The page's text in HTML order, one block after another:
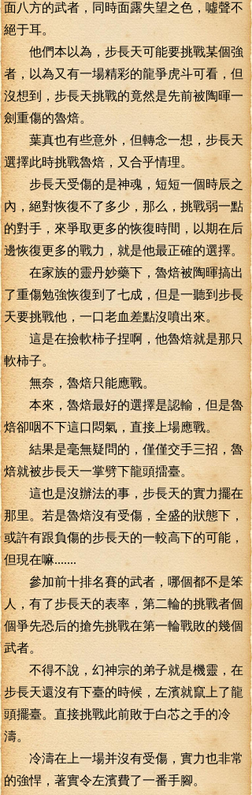
面八方的武者，同時面露失望之色，噓聲不
絕于耳。
他們本以為，步長天可能要挑戰某個強
者，以為又有一場精彩的龍爭虎斗可看，但
沒想到，步長天挑戰的竟然是先前被陶暉一
劍重傷的魯焙。
葉真也有些意外，但轉念一想，步長天
選擇此時挑戰魯焙，又合乎情理。
步長天受傷的是神魂，短短一個時辰之
內，絕對恢復不了多少，那么，挑戰弱一點
的對手，來爭取更多的恢復時間，以期在后
邊恢復更多的戰力，就是他最正確的選擇。
在家族的靈丹妙藥下，魯焙被陶暉搞出
了重傷勉強恢復到了七成，但是一聽到步長
天要挑戰他，一口老血差點沒噴出來。
這是在撿軟柿子捏啊，他魯焙就是那只
軟柿子。
無奈，魯焙只能應戰。
本來，魯焙最好的選擇是認輸，但是魯
焙卻咽不下這口悶氣，直接上場應戰。
結果是毫無疑問的，僅僅交手三招，魯
焙就被步長天一掌劈下龍頭擂臺。
這也是沒辦法的事，步長天的實力擺在
那里。若是魯焙沒有受傷，全盛的狀態下，
或許有跟負傷的步長天的一較高下的可能，
但現在嘛.......
參加前十排名賽的武者，哪個都不是笨
人，有了步長天的表率，第二輪的挑戰者個
個爭先恐后的搶先挑戰在第一輪戰敗的幾個
武者。
不得不說，幻神宗的弟子就是機靈，在
步長天還沒有下臺的時候，左濱就竄上了龍
頭擺臺。直接挑戰此前敗于白芯之手的冷
濤。
冷濤在上一場并沒有受傷，實力也非常
的強悍，著實令左濱費了一番手腳。